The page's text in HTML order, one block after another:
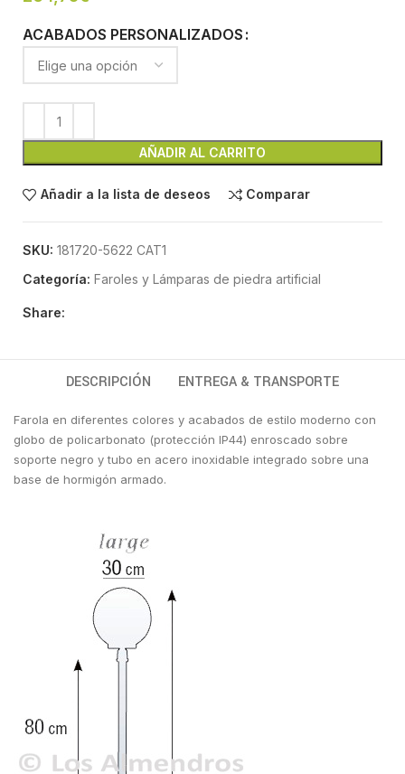
ACABADOS PERSONALIZADOS
AÑADIR AL CARRITO
Añadir a la lista de deseos Comparar
SKU: 181720-5622 CAT1
Categoría: Faroles y Lámparas de piedra artificial
Share:
DESCRIPCIÓN ENTREGA & TRANSPORTE
Farola en diferentes colores y acabados de estilo moderno con
globo de policarbonato (protección IP44) enroscado sobre
soporte negro y tubo en acero inoxidable integrado sobre una
base de hormigón armado.